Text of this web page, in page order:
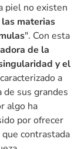
piel no existen
materias
". Con esta
de la
y el
a
de sus grandes
algo ha
por ofrecer
que contrastada